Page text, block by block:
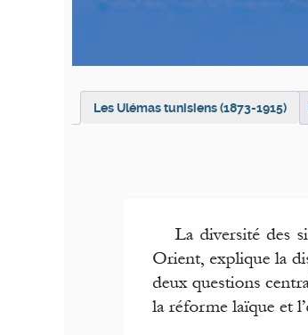
Les Ulémas tunisiens (1873-1915)